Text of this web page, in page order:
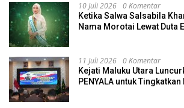
10 Juli 2026 0 Komentar
Ketika Salwa Salsabila
Nama Morotai Lewat Duta
11 Juli 2026 0 Komentar
Kejati Maluku Utara
PENYALA untuk